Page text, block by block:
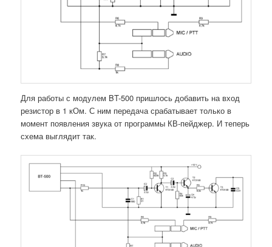
Для работы с модулем BT-500 пришлось добавить на вход
резистор в 1 кОм. С ним передача срабатывает только в
момент появления звука от программы КВ-пейджер. И теперь
схема выглядит так.